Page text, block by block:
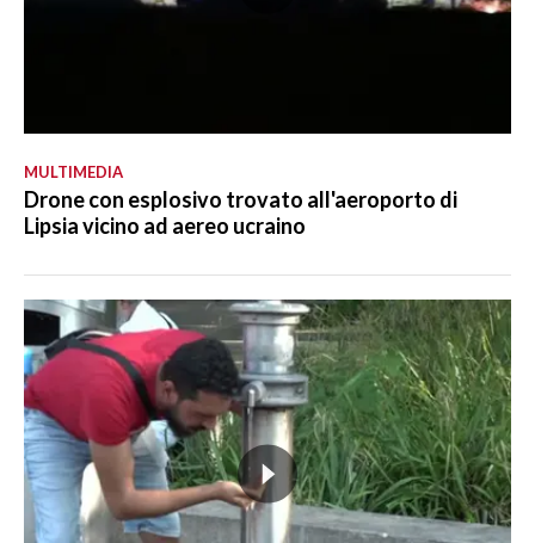
MULTIMEDIA
Drone con esplosivo trovato all'aeroporto di
Lipsia vicino ad aereo ucraino